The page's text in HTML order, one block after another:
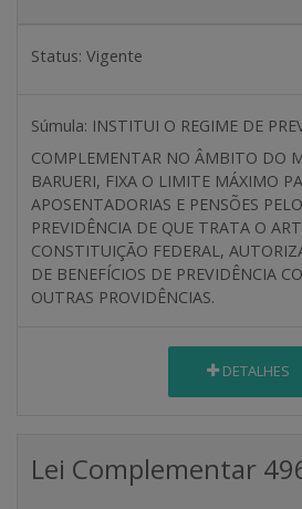
Status: Vigente
Súmula: INSTITUI O REGIME DE
COMPLEMENTAR NO ÂMBITO DO
BARUERI, FIXA O LIMITE MÁXIMO
APOSENTADORIAS E PENSÕES
PREVIDÊNCIA DE QUE TRATA O
CONSTITUIÇÃO FEDERAL,
DE BENEFÍCIOS DE PREVIDÊNCIA
OUTRAS PROVIDÊNCIAS.
DETALHES
Lei Complementar